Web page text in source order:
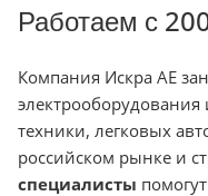
Работаем с
Компания Искра АЕ
электрооборудования
техники, легковых
российском рынке и
специалисты